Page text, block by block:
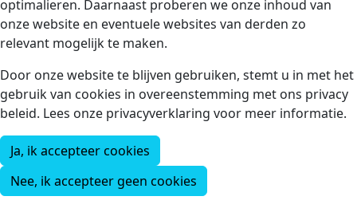
optimalieren. Daarnaast proberen we onze inhoud van
onze website en eventuele websites van derden zo
relevant mogelijk te maken.
Door onze website te blijven gebruiken, stemt u in met het
gebruik van cookies in overeenstemming met ons privacy
beleid. Lees onze privacyverklaring voor meer informatie.
Ja, ik accepteer cookies
Nee, ik accepteer geen cookies